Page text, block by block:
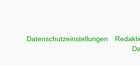
Datenschutzeinstellungen